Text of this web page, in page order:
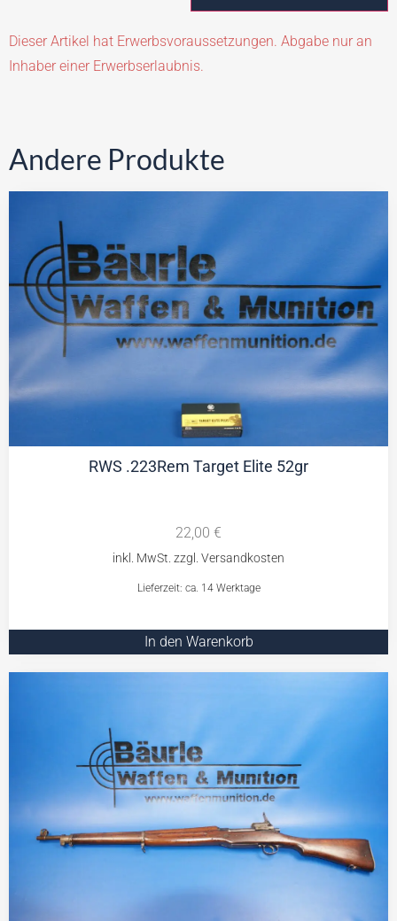
Dieser Artikel hat Erwerbsvoraussetzungen. Abgabe nur an
Inhaber einer Erwerbserlaubnis.
Andere Produkte
RWS .223Rem Target Elite 52gr
22,00 €
Lieferzeit: ca. 14 Werktage
In den Warenkorb